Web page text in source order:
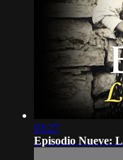
03:27
Episodio Nueve: